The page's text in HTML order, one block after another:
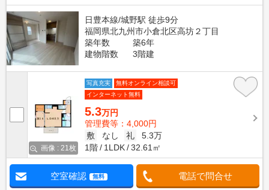
日豊本線/城野駅 徒歩9分
福岡県北九州市小倉北区高坊２丁目
築年数
築6年
建物階数
3階建
画像 : 21枚
写真充実
無料オンライン相談可
インターネット無料
5.3万円
管理費等：4,000円
敷
なし 礼
5.3万
1階
1LDK 32.61㎡
空室確認 無料 電話で問合せ